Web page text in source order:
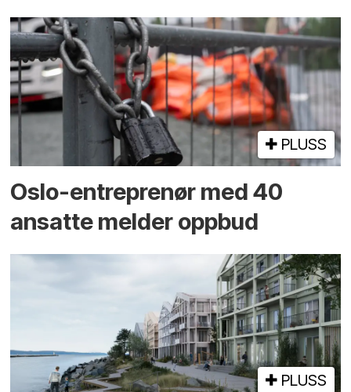
PLUSS
Oslo-entreprenør med 40
ansatte melder oppbud
PLUSS